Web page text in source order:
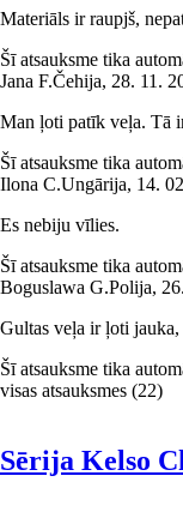
Materiāls ir raupjš,
Šī atsauksme tika
Jana F.Čehija, 28. 11.
Man ļoti patīk veļa. Tā
Šī atsauksme tika
Ilona C.Ungārija, 14.
Es nebiju vīlies.
Šī atsauksme tika
Boguslawa G.Polija,
Gultas veļa ir ļoti jauka,
Šī atsauksme tika
visas atsauksmes (22)
Sērija Kelso